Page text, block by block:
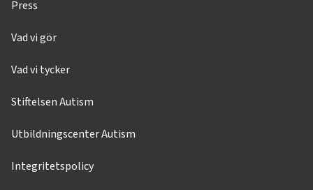
Press
Vad vi gör
Vad vi tycker
Stiftelsen Autism
Utbildningscenter Autism
Integritetspolicy